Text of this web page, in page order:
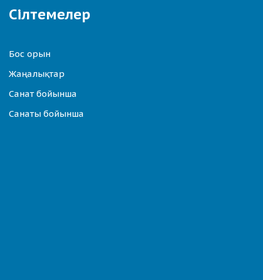
Сілтемелер
Бос орын
Жаңалықтар
Санат бойынша
Санаты бойынша